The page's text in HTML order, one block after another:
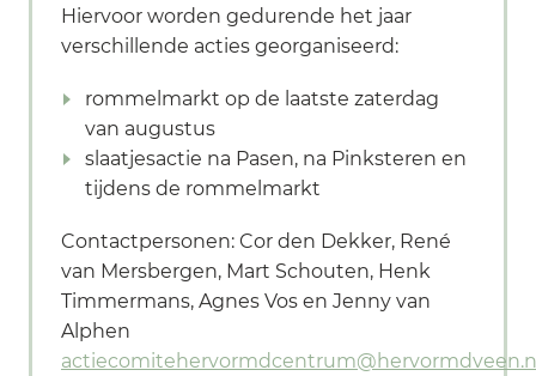
Hiervoor worden gedurende het jaar
verschillende acties georganiseerd:
rommelmarkt op de laatste zaterdag
van augustus
slaatjesactie na Pasen, na Pinksteren en
tijdens de rommelmarkt
Contactpersonen: Cor den Dekker, René
van Mersbergen, Mart Schouten, Henk
Timmermans, Agnes Vos en Jenny van
Alphen